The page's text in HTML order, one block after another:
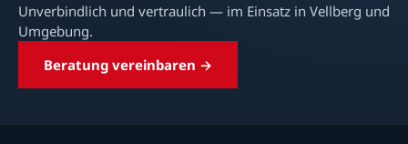
Unverbindlich und vertraulich — im Einsatz in Vellberg und
Umgebung.
Beratung vereinbaren →